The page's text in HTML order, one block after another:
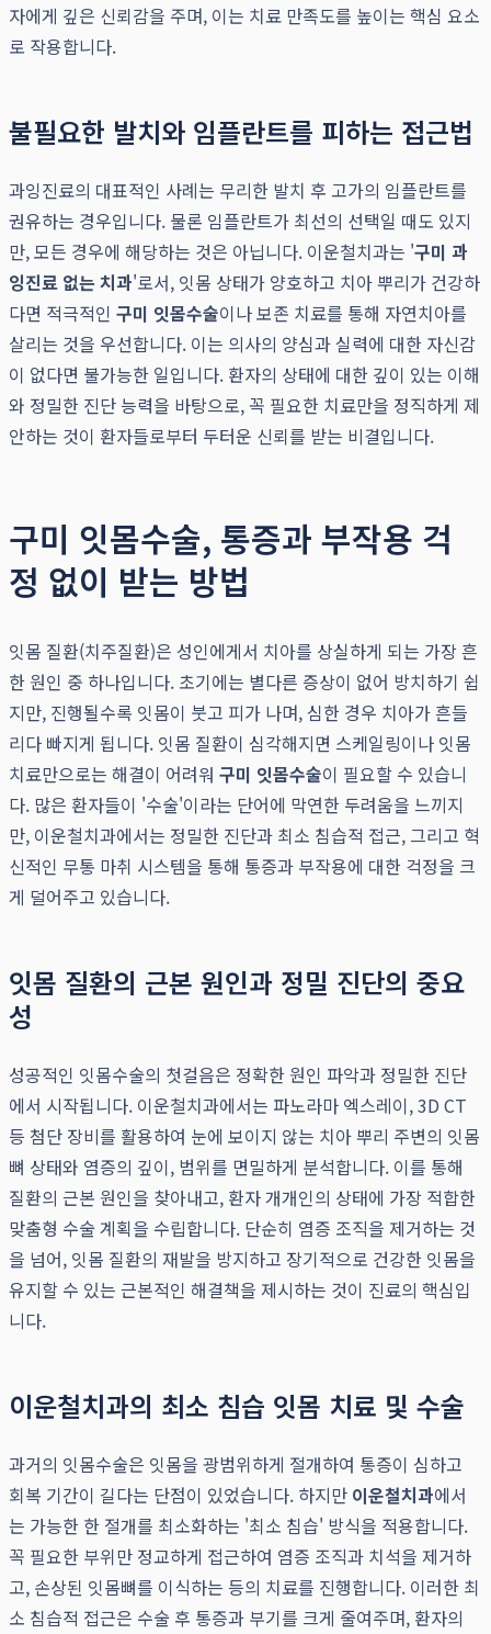
자에게 깊은 신뢰감을 주며, 이는 치료 만족도를 높이는 핵심 요소
로 작용합니다.
불필요한 발치와 임플란트를 피하는 접근법
과잉진료의 대표적인 사례는 무리한 발치 후 고가의 임플란트를
권유하는 경우입니다. 물론 임플란트가 최선의 선택일 때도 있지
만, 모든 경우에 해당하는 것은 아닙니다. 이운철치과는 '구미 과
잉진료 없는 치과'로서, 잇몸 상태가 양호하고 치아 뿌리가 건강하
다면 적극적인 구미 잇몸수술이나 보존 치료를 통해 자연치아를
살리는 것을 우선합니다. 이는 의사의 양심과 실력에 대한 자신감
이 없다면 불가능한 일입니다. 환자의 상태에 대한 깊이 있는 이해
와 정밀한 진단 능력을 바탕으로, 꼭 필요한 치료만을 정직하게 제
안하는 것이 환자들로부터 두터운 신뢰를 받는 비결입니다.
구미 잇몸수술, 통증과 부작용 걱
정 없이 받는 방법
잇몸 질환(치주질환)은 성인에게서 치아를 상실하게 되는 가장 흔
한 원인 중 하나입니다. 초기에는 별다른 증상이 없어 방치하기 쉽
지만, 진행될수록 잇몸이 붓고 피가 나며, 심한 경우 치아가 흔들
리다 빠지게 됩니다. 잇몸 질환이 심각해지면 스케일링이나 잇몸
치료만으로는 해결이 어려워 구미 잇몸수술이 필요할 수 있습니
다. 많은 환자들이 '수술'이라는 단어에 막연한 두려움을 느끼지
만, 이운철치과에서는 정밀한 진단과 최소 침습적 접근, 그리고 혁
신적인 무통 마취 시스템을 통해 통증과 부작용에 대한 걱정을 크
게 덜어주고 있습니다.
잇몸 질환의 근본 원인과 정밀 진단의 중요
성
성공적인 잇몸수술의 첫걸음은 정확한 원인 파악과 정밀한 진단
에서 시작됩니다. 이운철치과에서는 파노라마 엑스레이, 3D CT
등 첨단 장비를 활용하여 눈에 보이지 않는 치아 뿌리 주변의 잇몸
뼈 상태와 염증의 깊이, 범위를 면밀하게 분석합니다. 이를 통해
질환의 근본 원인을 찾아내고, 환자 개개인의 상태에 가장 적합한
맞춤형 수술 계획을 수립합니다. 단순히 염증 조직을 제거하는 것
을 넘어, 잇몸 질환의 재발을 방지하고 장기적으로 건강한 잇몸을
유지할 수 있는 근본적인 해결책을 제시하는 것이 진료의 핵심입
니다.
이운철치과의 최소 침습 잇몸 치료 및 수술
과거의 잇몸수술은 잇몸을 광범위하게 절개하여 통증이 심하고
회복 기간이 길다는 단점이 있었습니다. 하지만 이운철치과에서
는 가능한 한 절개를 최소화하는 '최소 침습' 방식을 적용합니다.
꼭 필요한 부위만 정교하게 접근하여 염증 조직과 치석을 제거하
고, 손상된 잇몸뼈를 이식하는 등의 치료를 진행합니다. 이러한 최
소 침습적 접근은 수술 후 통증과 부기를 크게 줄여주며, 환자의